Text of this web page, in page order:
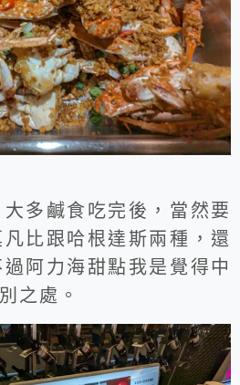
多鹹食吃完後，當然要
比跟哈根達斯兩種，還
阿力海甜點我是覺得中
之處。